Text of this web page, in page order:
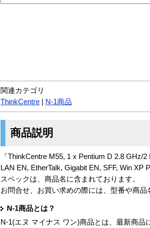
関連カテゴリ
ThinkCentre
N-1商品
商品説明
「ThinkCentre M55, 1 x Pentium D 2.8
LAN EN, EtherTalk, Gigabit EN, SFF, Win XP
スペックは、商品名に含まれております。
お問合せ、お買い求めの際には、型番や商
N-1商品とは？
N-1(エヌ マイナス ワン)商品とは、最新商品